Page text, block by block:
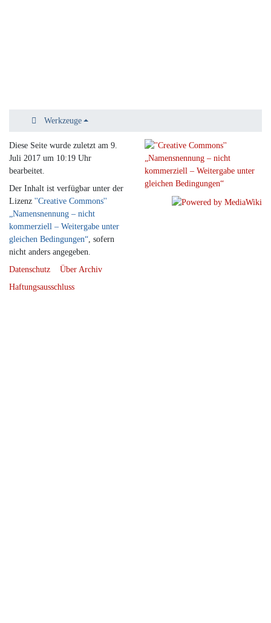
Werkzeuge
Diese Seite wurde zuletzt am 9.
Juli 2017 um 10:19 Uhr
bearbeitet.
Der Inhalt ist verfügbar unter der
Lizenz ''Creative Commons''
„Namensnennung – nicht
kommerziell – Weitergabe unter
gleichen Bedingungen“, sofern
nicht anders angegeben.
Datenschutz
Über Archiv
Haftungsausschluss